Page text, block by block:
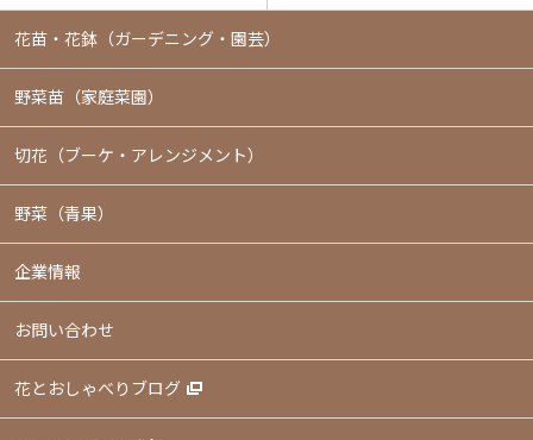
花苗・花鉢 （ガーデニング・園芸）
野菜苗（家庭菜園）
切花（ブーケ・アレンジメント）
野菜（青果）
企業情報
お問い合わせ
花とおしゃべりブログ